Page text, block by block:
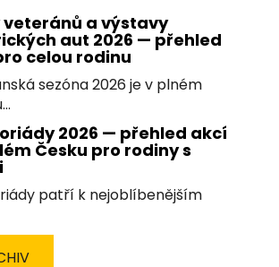
veteránů a výstavy
aut 2026 — přehled
celou rodinu
sezóna 2026 je v plném
2026 — přehled akcí
Česku pro rodiny s
patří k nejoblíbenějším